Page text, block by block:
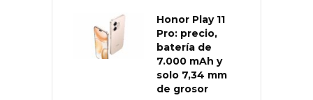
Honor Play 11
Pro: precio,
batería de
7.000 mAh y
solo 7,34 mm
de grosor